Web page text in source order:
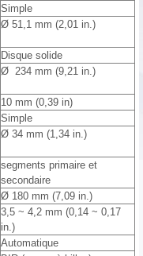
Simple
Ø 51,1 mm (2,01 in.)
Disque solide
Ø 234 mm (9,21 in.)
10 mm (0,39 in)
Simple
Ø 34 mm (1,34 in.)
segments primaire et
secondaire
Ø 180 mm (7,09 in.)
3,5 ~ 4,2 mm (0,14 ~ 0,17
in.)
Automatique